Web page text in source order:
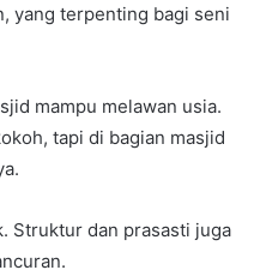
yang terpenting bagi seni
mampu melawan usia.
tapi di bagian masjid
Struktur dan prasasti juga